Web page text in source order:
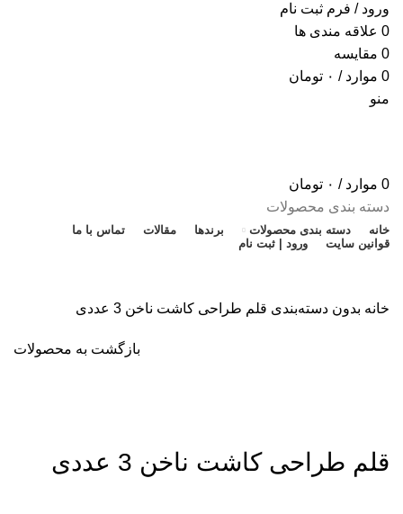
ورود / فرم ثبت نام
0 علاقه مندی ها
0 مقایسه
0 موارد / ۰ تومان
منو
0 موارد / ۰ تومان
دسته بندی محصولات
خانه دسته بندی محصولات برندها مقالات
تماس با ما
قوانین سایت
ورود | ثبت نام
خانه بدون دسته‌بندی قلم طراحی کاشت ناخن 3 عددی
بازگشت به محصولات
قلم طراحی کاشت ناخن 3 عددی